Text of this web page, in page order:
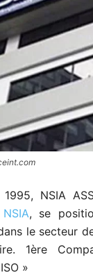
NSIA
NSIA, se
le secteur
1ère
»